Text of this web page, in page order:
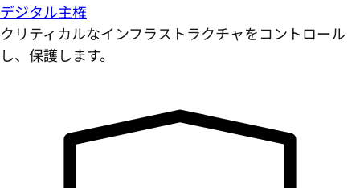
デジタル主権
クリティカルなインフラストラクチャをコントロール
し、保護します。